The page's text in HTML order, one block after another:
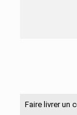
Faire livrer un